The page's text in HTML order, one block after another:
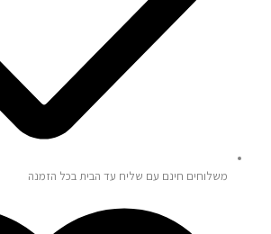
משלוחים חינם עם שליח עד הבית בכל הזמנה